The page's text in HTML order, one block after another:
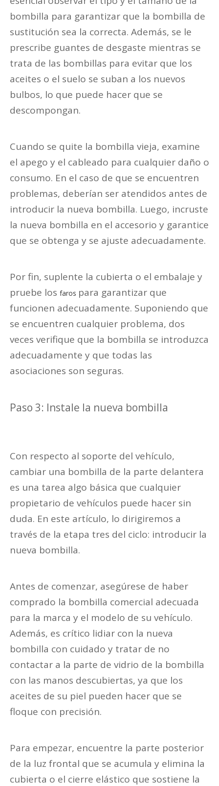
bombilla para garantizar que la bombilla de
sustitución sea la correcta. Además, se le
prescribe guantes de desgaste mientras se
trata de las bombillas para evitar que los
aceites o el suelo se suban a los nuevos
bulbos, lo que puede hacer que se
descompongan.
Cuando se quite la bombilla vieja, examine
el apego y el cableado para cualquier daño o
consumo. En el caso de que se encuentren
problemas, deberían ser atendidos antes de
introducir la nueva bombilla. Luego, incruste
la nueva bombilla en el accesorio y garantice
que se obtenga y se ajuste adecuadamente.
Por fin, suplente la cubierta o el embalaje y
pruebe los faros para garantizar que
funcionen adecuadamente. Suponiendo que
se encuentren cualquier problema, dos
veces verifique que la bombilla se introduzca
adecuadamente y que todas las
asociaciones son seguras.
Paso 3: Instale la nueva bombilla
Con respecto al soporte del vehículo,
cambiar una bombilla de la parte delantera
es una tarea algo básica que cualquier
propietario de vehículos puede hacer sin
duda. En este artículo, lo dirigiremos a
través de la etapa tres del ciclo: introducir la
nueva bombilla.
Antes de comenzar, asegúrese de haber
comprado la bombilla comercial adecuada
para la marca y el modelo de su vehículo.
Además, es crítico lidiar con la nueva
bombilla con cuidado y tratar de no
contactar a la parte de vidrio de la bombilla
con las manos descubiertas, ya que los
aceites de su piel pueden hacer que se
floque con precisión.
Para empezar, encuentre la parte posterior
de la luz frontal que se acumula y elimina la
cubierta o el cierre elástico que sostiene la